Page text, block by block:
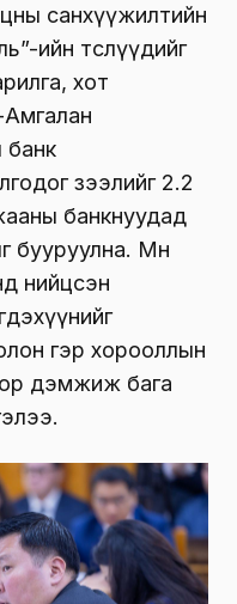
санхүүжилтийн
ийн төслүүдийг
хот
банк
зээлийг 2.2
банкнуудад
бууруулна. Мөн
нийцсэн
гэр хорооллын
дэмжиж бага